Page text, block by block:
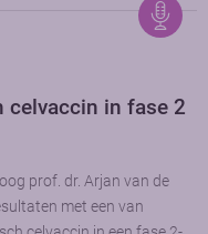
celvaccin in fase 2
prof. dr. Arjan van de
met een van